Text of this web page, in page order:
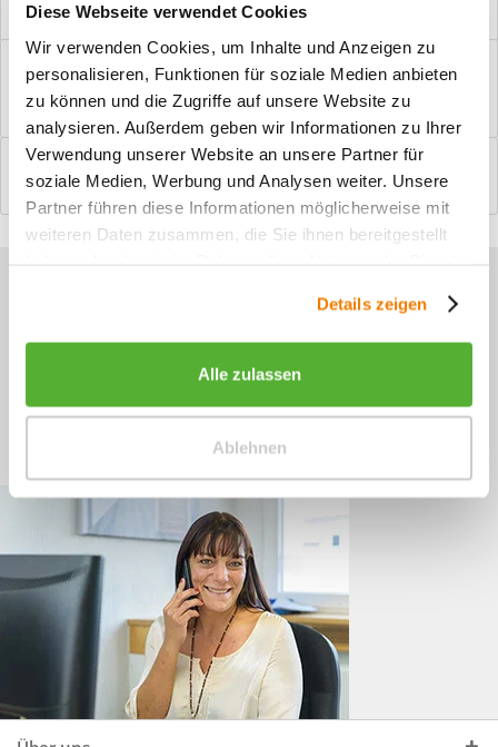
Diese Webseite verwendet Cookies
Wir verwenden Cookies, um Inhalte und Anzeigen zu
personalisieren, Funktionen für soziale Medien anbieten
zu können und die Zugriffe auf unsere Website zu
analysieren. Außerdem geben wir Informationen zu Ihrer
Verwendung unserer Website an unsere Partner für
soziale Medien, Werbung und Analysen weiter. Unsere
Partner führen diese Informationen möglicherweise mit
weiteren Daten zusammen, die Sie ihnen bereitgestellt
Details zeigen
Alle zulassen
Ablehnen
Windfangelemente online am Bildschirm konfigurieren und
einbaufertig bestellen. In wenigen...
Bewertungen
0
Bewertungen lesen, schreiben und diskutieren...mehr
Sie haben Fragen zu unseren
+49 (0)4244 965 34 04
Mo - Do, 09:00 - 16:00 Uhr
und Fr, 09:00 - 13:00 Uhr